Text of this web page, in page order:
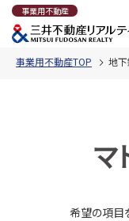
事業用不動産
事業用不動産TOP 地
マ
希望の項目